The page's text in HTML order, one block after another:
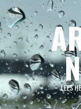
Spring
naar
inhoud
LEES